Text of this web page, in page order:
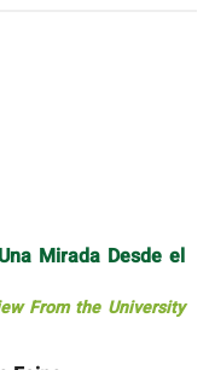
Mirada Desde el
From the University